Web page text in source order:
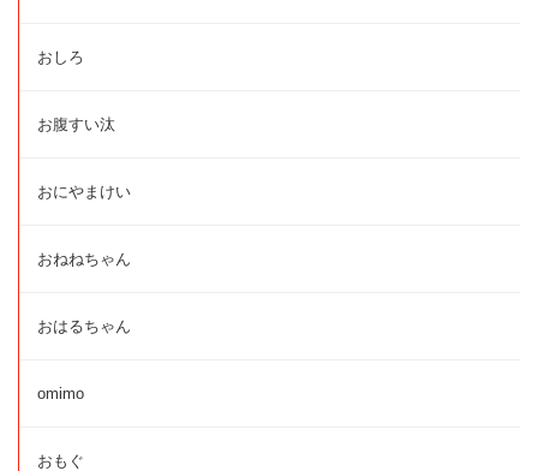
おしろ
お腹すい汰
おにやまけい
おねねちゃん
おはるちゃん
omimo
おもぐ